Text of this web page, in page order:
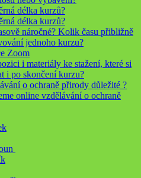
délka kurzů?
délka kurzů?
náročné? Kolik času přibližně
jednoho kurzu?
Zoom
i materiály ke stažení, které si
i po skončení kurzu?
o ochraně přirody důležité ?
online vzdělávání o ochraně